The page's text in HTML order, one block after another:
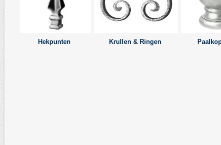
Hekpunten Krullen & Ringen